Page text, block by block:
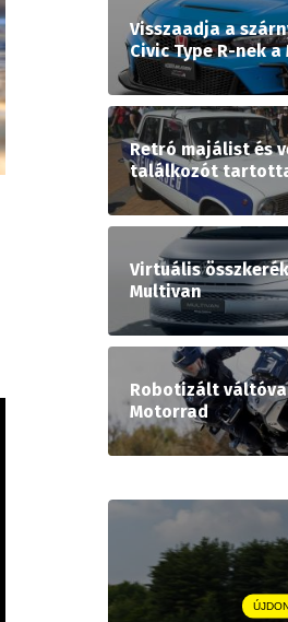
Visszaadja a
Civic Type R-nek a
Retró majálist és
találkozót
Virtuális
Multivan
Robotizált
Motorrad